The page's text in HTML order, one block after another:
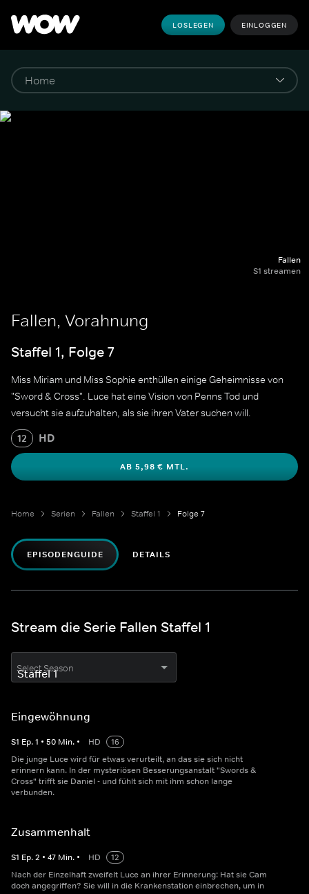
LOSLEGEN EINLOGGEN
Fallen
S1 streamen
Fallen, Vorahnung
Staffel 1, Folge 7
Miss Miriam und Miss Sophie enthüllen einige Geheimnisse von
"Sword & Cross". Luce hat eine Vision von Penns Tod und
versucht sie aufzuhalten, als sie ihren Vater suchen will.
12 HD
AB 5,98 € MTL.
Home Serien Fallen Staffel 1 Folge 7
EPISODENGUIDE DETAILS
Stream die Serie Fallen Staffel 1
Select Season
Eingewöhnung
S1 Ep.1 • 50 Min. • HD
16
Die junge Luce wird für etwas verurteilt, an das sie sich nicht
erinnern kann. In der mysteriösen Besserungsanstalt "Swords &
Cross" trifft sie Daniel - und fühlt sich mit ihm schon lange
verbunden.
Zusammenhalt
S1 Ep.2 • 47 Min. • HD
12
Nach der Einzelhaft zweifelt Luce an ihrer Erinnerung: Hat sie Cam
doch angegriffen? Sie will in die Krankenstation einbrechen, um in